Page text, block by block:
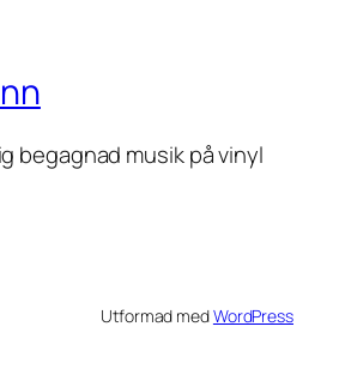
begagnad musik på vinyl
Utformad medWordPress